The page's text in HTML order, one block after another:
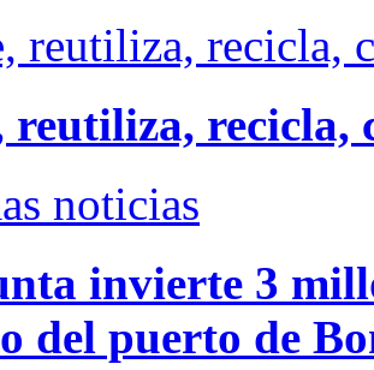
reutiliza, recicla,
noticias
invierte 3
del puerto de